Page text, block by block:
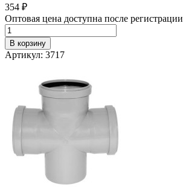
354 ₽
Оптовая цена доступна после регистрации
В корзину
Артикул: 3717